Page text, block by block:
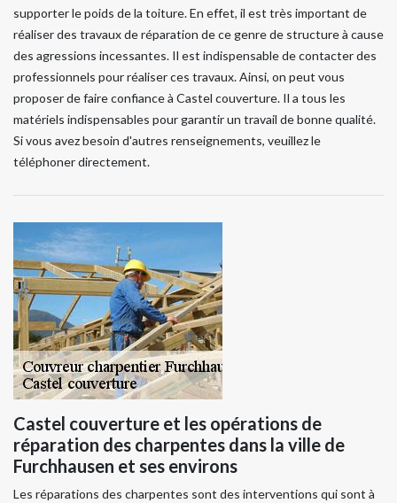
supporter le poids de la toiture. En effet, il est très important de
réaliser des travaux de réparation de ce genre de structure à cause
des agressions incessantes. Il est indispensable de contacter des
professionnels pour réaliser ces travaux. Ainsi, on peut vous
proposer de faire confiance à Castel couverture. Il a tous les
matériels indispensables pour garantir un travail de bonne qualité.
Si vous avez besoin d'autres renseignements, veuillez le
téléphoner directement.
Castel couverture et les opérations de
réparation des charpentes dans la ville de
Furchhausen et ses environs
Les réparations des charpentes sont des interventions qui sont à